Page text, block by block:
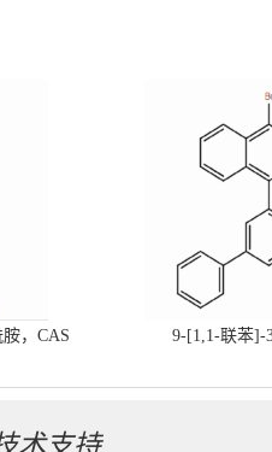
，CAS
9-[1,1-联苯]-
术支持